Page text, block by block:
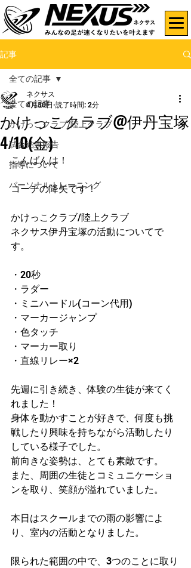
記事
全ての記事
かけっこクラブ/陸上クラブ
試合結果報告
指導について
パーソナルトレーニング
全ての記事
かけっこクラブ@伊丹宝塚
4/10(金)
ネクサス
4月30日 読了時間: 2分
こんばんは！
コーチの降矢です！
かけっこクラブ/陸上クラブ
ネクサス伊丹宝塚の活動についてで
す。
・20秒
・ラダー
・ミニハードル(コーン代用)
・マーカージャンプ
・色タッチ
・マーカー取り
・直線リレー×2
先週に引き続き、体験の生徒が来てく
れました！
身体を動かすことが好きで、何度も挑
戦したり興味を持ちながら活動したり
している様子でした。
前向きな姿勢は、とても素敵です。
また、周囲の生徒とコミュニケーショ
ンを取り、笑顔が溢れていました。
本日はスクールまでの雨の影響によ
り、室内の活動となりました。
限られた範囲の中で、3つのことに取り